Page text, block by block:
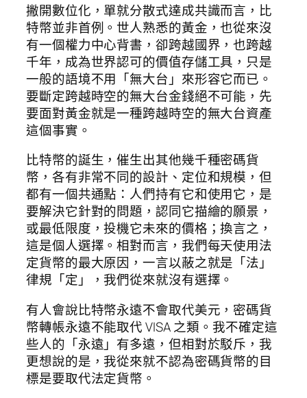
撇開數位化，單就分散式達成共識而言，比
特幣並非首例。世人熟悉的黃金，也從來沒
有一個權力中心背書，卻跨越國界，也跨越
千年，成為世界認可的價值存儲工具，只是
一般的語境不用「無大台」來形容它而已。
要斷定跨越時空的無大台金錢絕不可能，先
要面對黃金就是一種跨越時空的無大台資產
這個事實。
比特幣的誕生，催生出其他幾千種密碼貨
幣，各有非常不同的設計、定位和規模，但
都有一個共通點：人們持有它和使用它，是
要解決它針對的問題，認同它描繪的願景，
或最低限度，投機它未來的價格；換言之，
這是個人選擇。相對而言，我們每天使用法
定貨幣的最大原因，一言以蔽之就是「法」
律規「定」，我們從來就沒有選擇。
有人會說比特幣永遠不會取代美元，密碼貨
幣轉帳永遠不能取代 VISA 之類。我不確定這
些人的「永遠」有多遠，但相對於駁斥，我
更想說的是，我從來就不認為密碼貨幣的目
標是要取代法定貨幣。